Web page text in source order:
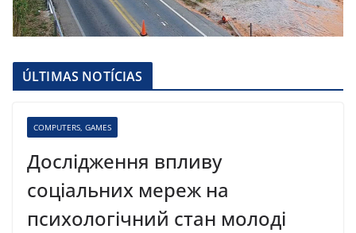
ÚLTIMAS NOTÍCIAS
COMPUTERS, GAMES
Дослідження впливу
соціальних мереж на
психологічний стан молоді